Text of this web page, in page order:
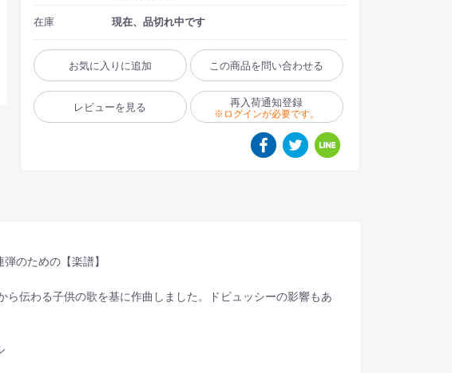
在庫 現在、品切れ中です
お気に入りに追加 この商品を問い合わせる
レビューを見る 再入荷通知登録
※ログインが必要です。
のための【楽譜】
伝わる子供の歌を基に作曲しました。ドビュッシーの影響もあ